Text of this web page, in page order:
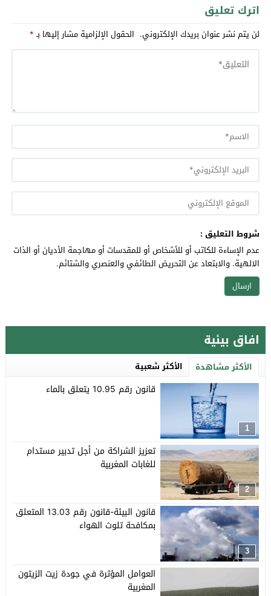
اترك تعليق
لن يتم نشر عنوان بريدك الإلكتروني. الحقول الإلزامية مشار إليها بـ*
شروط التعليق :
عدم الإساءة للكاتب أو للأشخاص أو للمقدسات أو مهاجمة الأديان أو الذات
الالهية. والابتعاد عن التحريض الطائفي والعنصري والشتائم.
افاق بيئية
الأكثر مشاهدة الأكثر شعبية
1
قانون رقم 10.95 يتعلق بالماء
2
تعزيز الشراكة من أجل تدبير مستدام
للغابات المغربية
3
قانون البيئة-قانون رقم 13.03 المتعلق
بمكافحة تلوث الهواء
العوامل المؤثرة في جودة زيت الزيتون
المغربية